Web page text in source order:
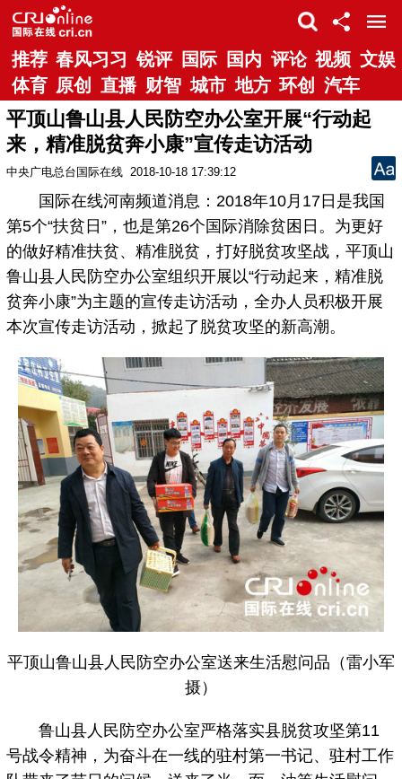
推荐 春风习习 锐评 国际 国内 评论 视频 文娱
体育 原创 直播 财智 城市 地方 环创 汽车
平顶山鲁山县人民防空办公室开展“行动起
来，精准脱贫奔小康”宣传走访活动
中央广电总台国际在线 2018-10-18 17:39:12
国际在线河南频道消息：2018年10月17日是我国
第5个“扶贫日”，也是第26个国际消除贫困日。为更好
的做好精准扶贫、精准脱贫，打好脱贫攻坚战，平顶山
鲁山县人民防空办公室组织开展以“行动起来，精准脱
贫奔小康”为主题的宣传走访活动，全办人员积极开展
本次宣传走访活动，掀起了脱贫攻坚的新高潮。
平顶山鲁山县人民防空办公室送来生活慰问品（雷小军
摄）
鲁山县人民防空办公室严格落实县脱贫攻坚第11
号战令精神，为奋斗在一线的驻村第一书记、驻村工作